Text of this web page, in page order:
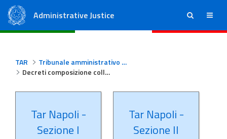
Administrative Justice ricerca menu
TAR
Tribunale amministrativo regionale per la Campania - Napoli
Decreti composizione collegi Tar Napoli
Tar Napoli -
Sezione I
Tar Napoli -
Sezione II